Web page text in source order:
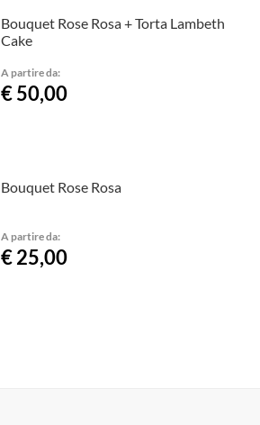
Bouquet Rose Rosa + Torta Lambeth
Cake
A partire da:
€ 50,00
Bouquet Rose Rosa
A partire da:
€ 25,00